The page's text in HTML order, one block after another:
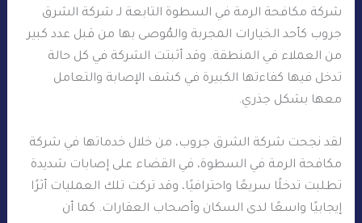
شركة مكافحة الرمة في السطوة التابعة لـ شركة الشرق
جروب كأحد الخيارات المجربة والمُوصى بها من قبل عدد كبير
من العملاء في المنطقة. وقد أثبتت الشركة في كل حالة
تدخل فيها كفاءتها الكبيرة في كشف الإصابة والتعامل
معها بشكل جذري.
لقد نجحت شركة الشرق جروب، من خلال خدماتها في شركة
مكافحة الرمة في السطوة، في القضاء على إصابات شديدة
تطلبت تدخلًا سريعًا واحترافيًا، وقد تركت تلك العمليات أثرًا
إيجابيًا واسعًا لدى السكان وأصحاب العقارات. كما أن